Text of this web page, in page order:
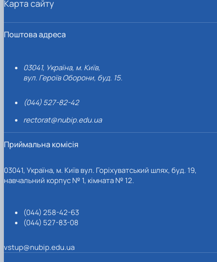
Поштова адреса
03041, Україна, м. Київ,
вул. Героїв Оборони, буд. 15.
(044) 527-82-42
rectorat@nubip.edu.ua
Приймальна комісія
03041, Україна, м. Київ вул. Горіхуватський шлях, буд. 19,
навчальний корпус № 1, кімната № 12.
(044) 258-42-63
(044) 527-83-08
vstup@nubip.edu.ua
Карта сайту